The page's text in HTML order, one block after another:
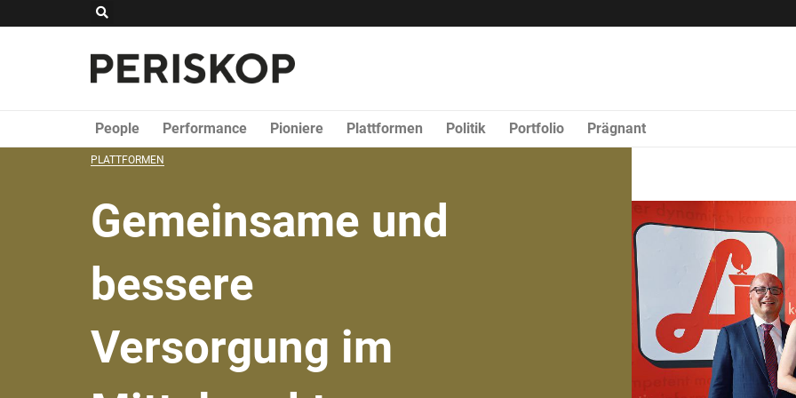
Suche
People Performance Pioniere Plattformen Politik Portfolio Prägnant
PLATTFORMEN
Gemeinsame und
bessere
Versorgung im